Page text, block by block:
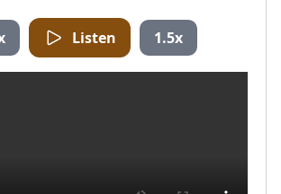
Listen 1.5x